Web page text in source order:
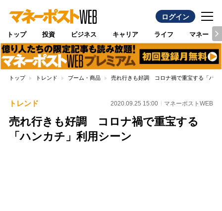
ログイン
トップ 投資 ビジネス キャリア ライフ マネー
トップ トレンド ブーム・商品 売れ行きも好調 コロナ禍で重宝する「ハン
トレンド 2020.09.25 15:00 マネーポストWEB
売れ行きも好調 コロナ禍で重宝する
「ハンカチ」利用シーン